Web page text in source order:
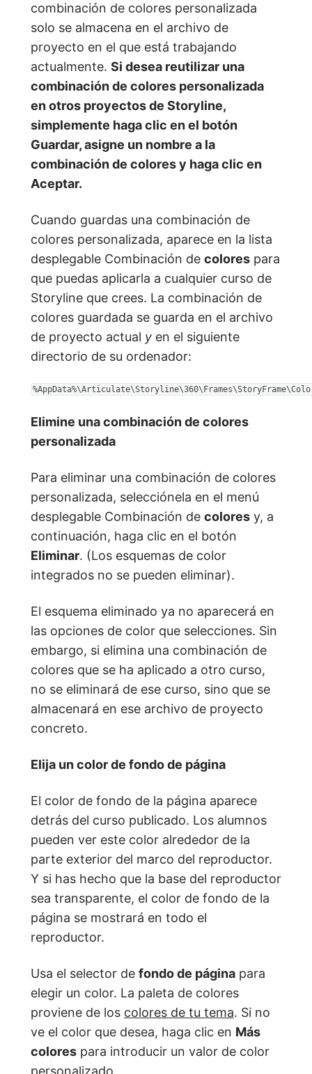
combinación de colores personalizada
solo se almacena en el archivo de
proyecto en el que está trabajando
actualmente. Si desea reutilizar una
combinación de colores personalizada
en otros proyectos de Storyline,
simplemente haga clic en el botón
Guardar, asigne un nombre a la
combinación de colores y haga clic en
Aceptar.
Cuando guardas una combinación de
colores personalizada, aparece en la lista
desplegable Combinación de colores para
que puedas aplicarla a cualquier curso de
Storyline que crees. La combinación de
colores guardada se guarda en el archivo
de proyecto actual y en el siguiente
directorio de su ordenador:
Elimine una combinación de colores
personalizada
Para eliminar una combinación de colores
personalizada, selecciónela en el menú
desplegable Combinación de colores y, a
continuación, haga clic en el botón
Eliminar. (Los esquemas de color
integrados no se pueden eliminar).
El esquema eliminado ya no aparecerá en
las opciones de color que selecciones. Sin
embargo, si elimina una combinación de
colores que se ha aplicado a otro curso,
no se eliminará de ese curso, sino que se
almacenará en ese archivo de proyecto
concreto.
Elija un color de fondo de página
El color de fondo de la página aparece
detrás del curso publicado. Los alumnos
pueden ver este color alrededor de la
parte exterior del marco del reproductor.
Y si has hecho que la base del reproductor
sea transparente, el color de fondo de la
página se mostrará en todo el
reproductor.
Usa el selector de fondo de página para
elegir un color. La paleta de colores
proviene de los colores de tu tema. Si no
ve el color que desea, haga clic en Más
colores para introducir un valor de color